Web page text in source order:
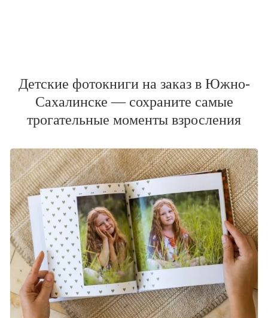
Детские фотокниги на заказ в Южно-
Сахалинске — сохраните самые
трогательные моменты взросления